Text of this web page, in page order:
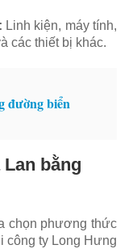
Linh kiện, máy tính,
các thiết bị khác.
đường biển
bằng
chọn phương thức
công ty Long Hưng